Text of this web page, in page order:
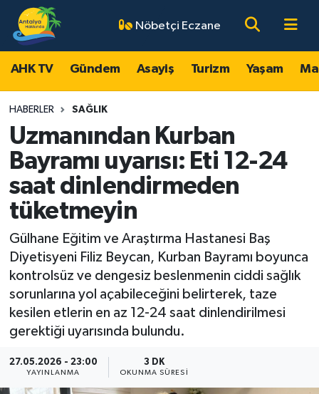
Nöbetçi Eczane
AHK TV Gündem Asayiş Turizm Yaşam
HABERLER SAĞLIK
Uzmanından Kurban
Bayramı uyarısı: Eti 12-24
saat dinlendirmeden
tüketmeyin
Gülhane Eğitim ve Araştırma Hastanesi Baş
Diyetisyeni Filiz Beycan, Kurban Bayramı boyunca
kontrolsüz ve dengesiz beslenmenin ciddi sağlık
sorunlarına yol açabileceğini belirterek, taze
kesilen etlerin en az 12-24 saat dinlendirilmesi
gerektiği uyarısında bulundu.
27.05.2026 - 23:00
YAYINLANMA
3 DK
OKUNMA SÜRESI
AHK TV
Gündem
Turizm
Yaşam
Magazin
Ekonomi
Spor
Resmi Reklamlar
Antalya Nöbetçi Eczaneler
Antalya Hava Durumu
Antalya Namaz Vakitleri
Antalya Trafik Yoğunluk Haritası
Süper Lig Puan Durumu ve Fikstür
Tüm Manşetler
Son Dakika Haberleri
Haber Arşivi